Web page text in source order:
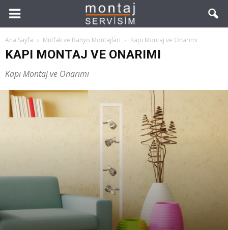
Ana Sayfa Mutfak ve Banyo Montajları Kapı Montaj ve Onarımı
KAPI MONTAJ VE ONARIMI
Kapı Montaj ve Onarımı